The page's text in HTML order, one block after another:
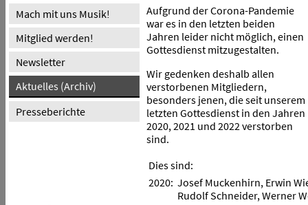
Mach mit uns Musik!
Mitglied werden!
Newsletter
Aktuelles (Archiv)
Presseberichte
Aufgrund der Corona-Pandemie
war es in den letzten beiden
Jahren leider nicht möglich, einen
Gottesdienst mitzugestalten.
Wir gedenken deshalb allen
verstorbenen Mitgliedern,
besonders jenen, die seit unserem
letzten Gottesdienst in den Jahren
2020, 2021 und 2022 verstorben
sind.
Dies sind:
2020: Josef Muckenhirn, Erwin
Rudolf Schneider, Werner